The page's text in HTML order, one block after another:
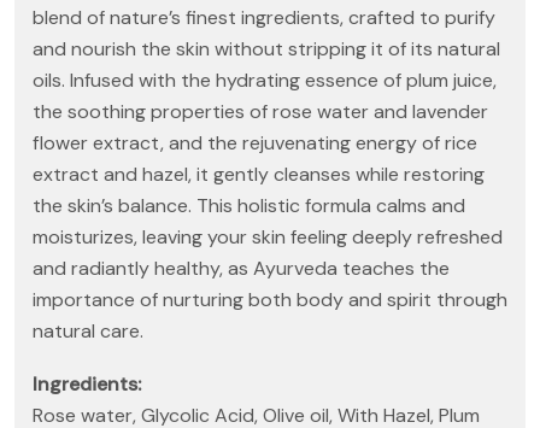
blend of nature’s finest ingredients, crafted to purify
and nourish the skin without stripping it of its natural
oils. Infused with the hydrating essence of plum juice,
the soothing properties of rose water and lavender
flower extract, and the rejuvenating energy of rice
extract and hazel, it gently cleanses while restoring
the skin’s balance. This holistic formula calms and
moisturizes, leaving your skin feeling deeply refreshed
and radiantly healthy, as Ayurveda teaches the
importance of nurturing both body and spirit through
natural care.
Ingredients:
Rose water, Glycolic Acid, Olive oil, With Hazel, Plum